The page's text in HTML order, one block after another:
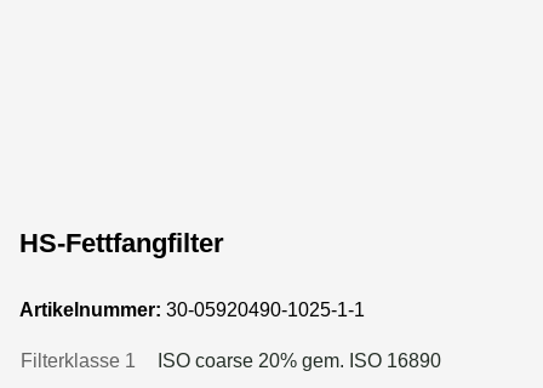
HS-Fettfangfilter
Artikelnummer: 30-05920490-1025-1-1
Filterklasse 1
ISO coarse 20% gem. ISO 16890